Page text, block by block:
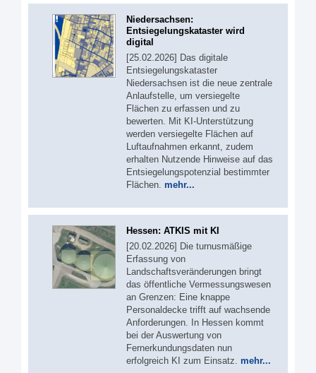
Niedersachsen:
Entsiegelungskataster wird
digital
[25.02.2026] Das digitale
Entsiegelungskataster
Niedersachsen ist die neue zentrale
Anlaufstelle, um versiegelte
Flächen zu erfassen und zu
bewerten. Mit KI-Unterstützung
werden versiegelte Flächen auf
Luftaufnahmen erkannt, zudem
erhalten Nutzende Hinweise auf das
Entsiegelungspotenzial bestimmter
Flächen. mehr...
Hessen: ATKIS mit KI
[20.02.2026] Die turnusmäßige
Erfassung von
Landschaftsveränderungen bringt
das öffentliche Vermessungswesen
an Grenzen: Eine knappe
Personaldecke trifft auf wachsende
Anforderungen. In Hessen kommt
bei der Auswertung von
Fernerkundungsdaten nun
erfolgreich KI zum Einsatz. mehr...